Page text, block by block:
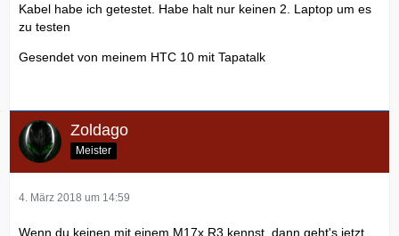
Kabel habe ich getestet. Habe halt nur keinen 2. Laptop um es
zu testen
Gesendet von meinem HTC 10 mit Tapatalk
Zoldago
Meister
4. März 2018 um 14:59
Wenn du keinen mit einem M17x R3 kennst, dann geht's jetzt